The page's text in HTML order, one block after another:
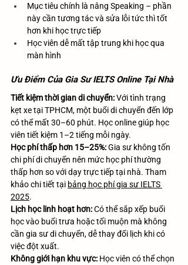
Mục tiêu chính là nâng Speaking – phần
này cần tương tác và sửa lỗi tức thì tốt
hơn khi học trực tiếp
Học viên dễ mất tập trung khi học qua
màn hình
Ưu Điểm Của Gia Sư IELTS Online Tại Nhà
Tiết kiệm thời gian di chuyển: Với tình trạng
kẹt xe tại TPHCM, một buổi di chuyển đến lớp
có thể mất 30–60 phút. Học online giúp học
viên tiết kiệm 1–2 tiếng mỗi ngày.
Học phí thấp hơn 15–25%: Gia sư không tốn
chi phí di chuyển nên mức học phí thường
thấp hơn so với dạy trực tiếp tại nhà. Tham
khảo chi tiết tại bảng học phí gia sư IELTS
2025.
Lịch học linh hoạt hơn: Có thể sắp xếp buổi
học vào buổi trưa hoặc tối muộn mà không
cần gia sư di chuyển, dễ thay đổi lịch khi có
việc đột xuất.
Không giới hạn khu vực: Học viên có thể chọn